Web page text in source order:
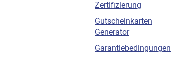
Zertifizierung
Gutscheinkarten
Generator
Garantiebedingungen